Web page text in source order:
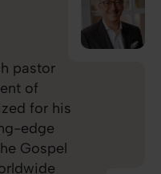
pastor
of
for his
edge
Gospel